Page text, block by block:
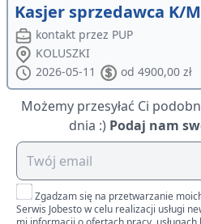
Kasjer sprzedawca K/
kontakt przez PUP
KOLUSZKI
2026-05-11
od 4900,00 zł
Możemy przesyłać Ci
dnia :) Podaj nam
Zgadzam się na przetwarzanie
Serwis Jobesto w celu realizacji usługi